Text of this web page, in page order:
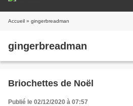
Accueil » gingerbreadman
gingerbreadman
Briochettes de Noël
Publié le 02/12/2020 à 07:57